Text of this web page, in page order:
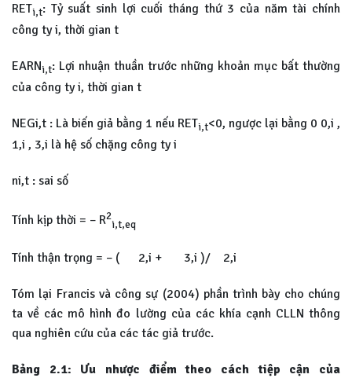
RETi,t: Tỷ suất sinh lợi cuối tháng thứ 3 của năm tài chính
công ty i, thời gian t
EARNi,t: Lợi nhuận thuần trước những khoản mục bất thường
của công ty i, thời gian t
NEGi,t : Là biến giả bằng 1 nếu RETi,t<0, ngược lại bằng 0 0,i ,
1,i , 3,i là hệ số chặng công ty i
ni,t : sai số
Tính kịp thời = – R2
i,t,eq
Tính thận trọng = – ( 2,i + 3,i )/ 2,i
Tóm lại Francis và công sự (2004) phần trình bày cho chúng
ta về các mô hình đo lường của các khía cạnh CLLN thông
qua nghiên cứu của các tác giả trước.
Bảng 2.1: Ưu nhược điểm theo cách tiệp cận của